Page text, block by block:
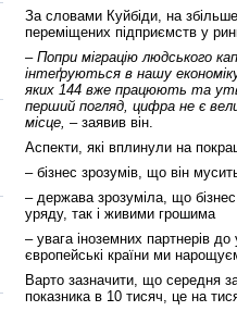
За словами Куйбіди, на
переміщених підприємств у
– Попри міграцію людського
інтеґруються в нашу
яких 144 вже працюють та
перший погляд, цифра не є
місце, –заявив він.
Аспекти, які вплинули на
– бізнес зрозумів, що він
– держава зрозуміла, що бізнес
уряду, так і живими грошима
– увага іноземних партнерів
європейські країни ми
Варто зазначити, що середня
показника в 10 тисяч, це на